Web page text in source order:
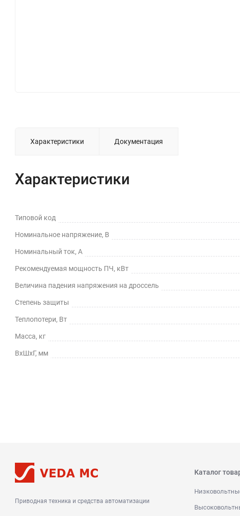
Характеристики Документация
Характеристики
Типовой код
Номинальное напряжение, В
Номинальный ток, А
Рекомендуемая мощность ПЧ, кВт
Величина падения напряжения на дроссель
Степень защиты
Теплопотери, Вт
Масса, кг
ВхШхГ, мм
Приводная техника и средства автоматизации
Каталог